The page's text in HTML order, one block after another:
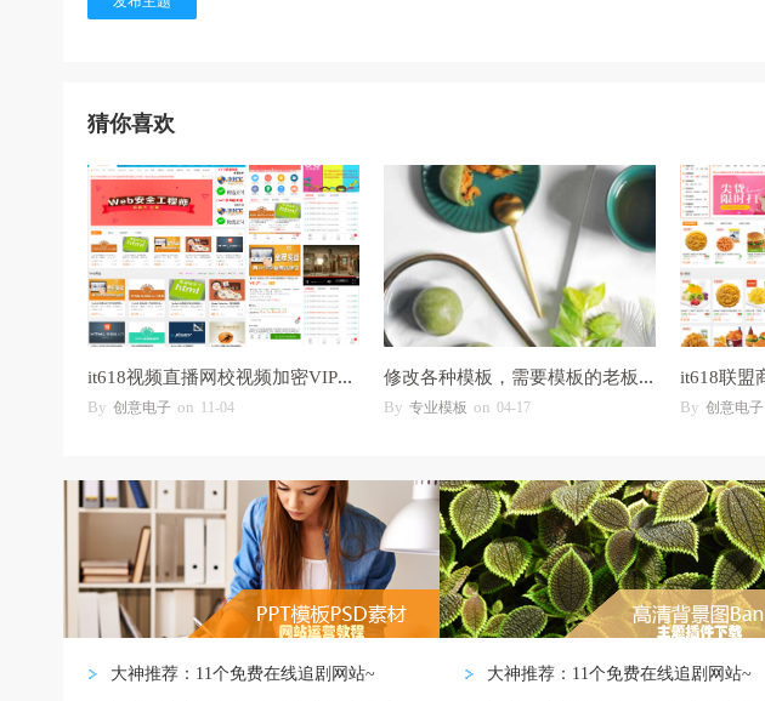
猜你喜欢
it618视频直播网校视频加密VIP卡密拼课认证
By 创意电子 on 11-04
修改各种模板，需要模板的老板可以看这里
By 专业模板 on 04-17 By 创意电子
大神推荐：11个免费在线追剧网站~ 大神推荐：11个免费在线追剧网站~